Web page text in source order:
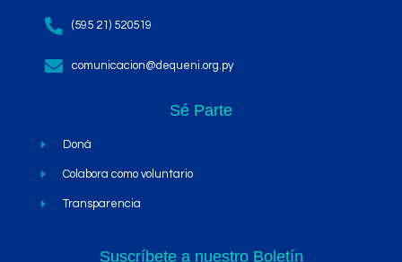
(595 21) 520519
comunicacion@dequeni.org.py
Sé Parte
Doná
Colabora como voluntario
Transparencia
Suscríbete a nuestro Boletín